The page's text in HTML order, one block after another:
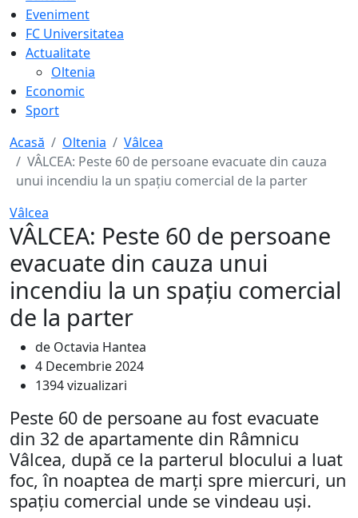
Eveniment
FC Universitatea
Actualitate
Oltenia
Economic
Sport
Acasă
Oltenia
Vâlcea
VÂLCEA: Peste 60 de persoane evacuate din cauza
unui incendiu la un spațiu comercial de la parter
Vâlcea
VÂLCEA: Peste 60 de persoane
evacuate din cauza unui
incendiu la un spațiu comercial
de la parter
de Octavia Hantea
4 Decembrie 2024
1394 vizualizari
Peste 60 de persoane au fost evacuate
din 32 de apartamente din Râmnicu
Vâlcea, după ce la parterul blocului a luat
foc, în noaptea de marți spre miercuri, un
spațiu comercial unde se vindeau uși.